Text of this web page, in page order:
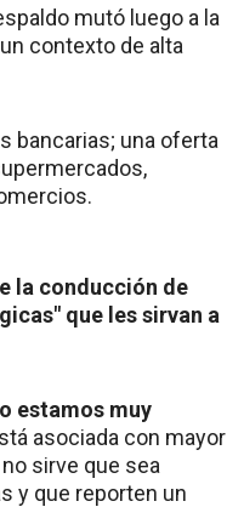
mutó luego a la
contexto de alta
bancarias; una oferta
la conducción de
que les sirvan a
estamos muy
asociada con mayor
sirve que sea
y que reporten un